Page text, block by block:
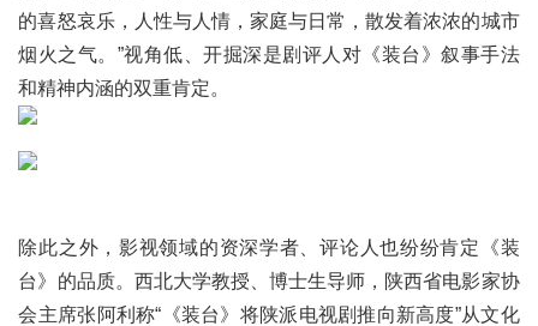
的喜怒哀乐，人性与人情，家庭与日常，散发着浓浓的城市
烟火之气。”视角低、开掘深是剧评人对《装台》叙事手法
和精神内涵的双重肯定。
除此之外，影视领域的资深学者、评论人也纷纷肯定《装
台》的品质。西北大学教授、博士生导师，陕西省电影家协
会主席张阿利称“《装台》将陕派电视剧推向新高度”从文化